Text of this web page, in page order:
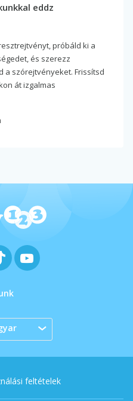
eddz
próbáld ki a
és szerezz
a szórejtvényeket. Frissítsd
át izgalmas
feltételek